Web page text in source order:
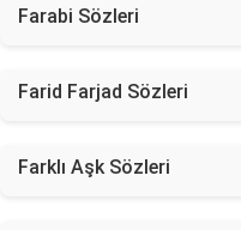
Farabi Sözleri
Farid Farjad Sözleri
Farklı Aşk Sözleri